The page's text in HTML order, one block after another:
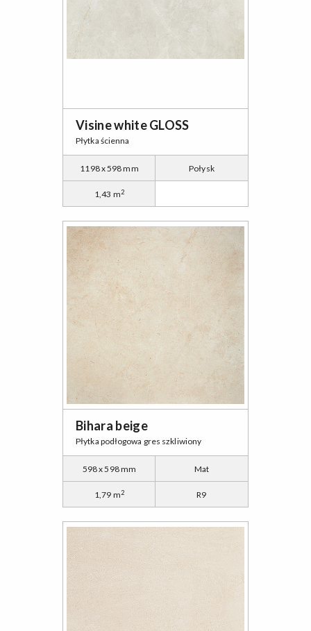
Visine white GLOSS
Płytka ścienna
1198 x 598 mm Połysk
1,43 m2
Bihara beige
Płytka podłogowa gres szkliwiony
598 x 598 mm Mat
1,79 m2 R9